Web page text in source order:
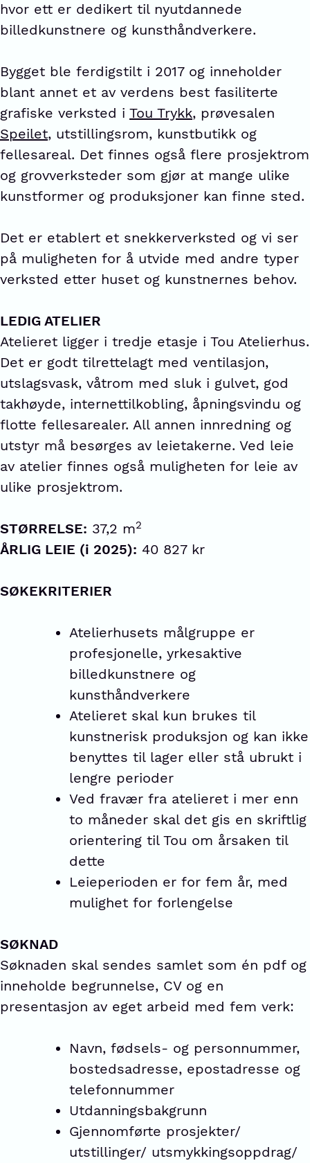
hvor ett er dedikert til nyutdannede
billedkunstnere og kunsthåndverkere.
Bygget ble ferdigstilt i 2017 og inneholder
blant annet et av verdens best fasiliterte
grafiske verksted i Tou Trykk, prøvesalen
Speilet, utstillingsrom, kunstbutikk og
fellesareal. Det finnes også flere prosjektrom
og grovverksteder som gjør at mange ulike
kunstformer og produksjoner kan finne sted.
Det er etablert et snekkerverksted og vi ser
på muligheten for å utvide med andre typer
verksted etter huset og kunstnernes behov.
LEDIG ATELIER
Atelieret ligger i tredje etasje i Tou Atelierhus.
Det er godt tilrettelagt med ventilasjon,
utslagsvask, våtrom med sluk i gulvet, god
takhøyde, internettilkobling, åpningsvindu og
flotte fellesarealer. All annen innredning og
utstyr må besørges av leietakerne. Ved leie
av atelier finnes også muligheten for leie av
ulike prosjektrom.
STØRRELSE: 37,2 m2
ÅRLIG LEIE (i 2025): 40 827 kr
SØKEKRITERIER
Atelierhusets målgruppe er
profesjonelle, yrkesaktive
billedkunstnere og
kunsthåndverkere
Atelieret skal kun brukes til
kunstnerisk produksjon og kan ikke
benyttes til lager eller stå ubrukt i
lengre perioder
Ved fravær fra atelieret i mer enn
to måneder skal det gis en skriftlig
orientering til Tou om årsaken til
dette
Leieperioden er for fem år, med
mulighet for forlengelse
SØKNAD
Søknaden skal sendes samlet som én pdf og
inneholde begrunnelse, CV og en
presentasjon av eget arbeid med fem verk:
Navn, fødsels- og personnummer,
bostedsadresse, epostadresse og
telefonnummer
Utdanningsbakgrunn
Gjennomførte prosjekter/
utstillinger/ utsmykkingsoppdrag/